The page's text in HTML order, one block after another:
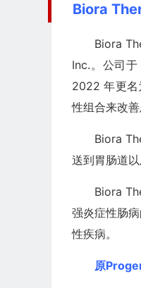
Biora
Biora
Inc.。公司
2022 年更名
性组合来改善
Biora
送到胃肠道
Biora
强炎症性肠
性疾病。
原